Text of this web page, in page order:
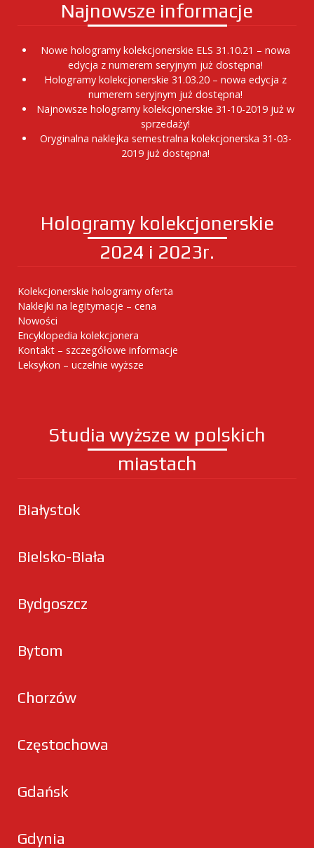
Najnowsze informacje
Nowe hologramy kolekcjonerskie ELS 31.10.21 – nowa
edycja z numerem seryjnym już dostępna!
Hologramy kolekcjonerskie 31.03.20 – nowa edycja z
numerem seryjnym już dostępna!
Najnowsze hologramy kolekcjonerskie 31-10-2019 już w
sprzedaży!
Oryginalna naklejka semestralna kolekcjonerska 31-03-
2019 już dostępna!
Hologramy kolekcjonerskie
2024 i 2023r.
Kolekcjonerskie hologramy oferta
Naklejki na legitymacje – cena
Nowości
Encyklopedia kolekcjonera
Kontakt – szczegółowe informacje
Leksykon – uczelnie wyższe
Studia wyższe w polskich
miastach
Białystok
Bielsko-Biała
Bydgoszcz
Bytom
Chorzów
Częstochowa
Gdańsk
Gdynia